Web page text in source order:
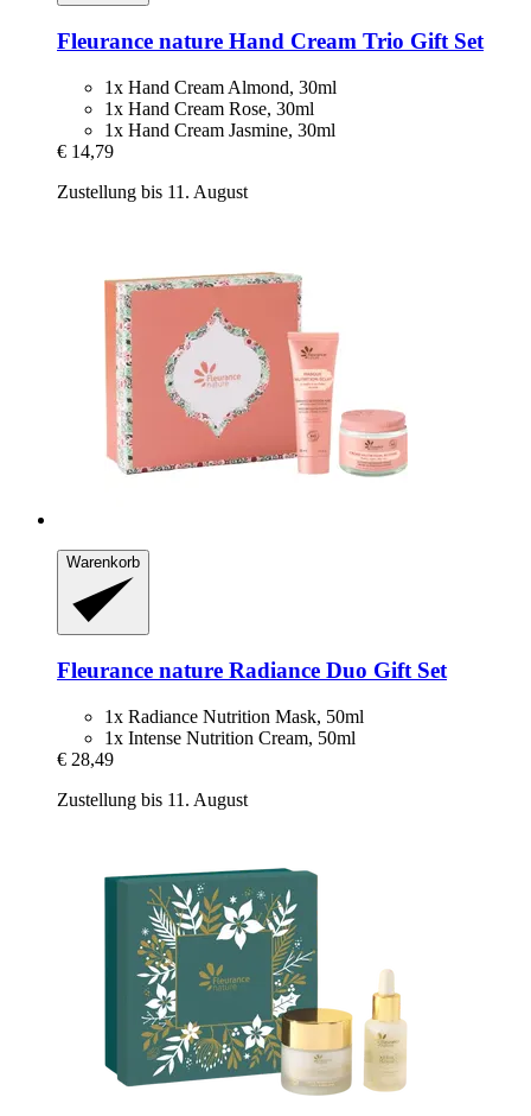
Fleurance nature Hand Cream Trio Gift Set
1x Hand Cream Almond, 30ml
1x Hand Cream Rose, 30ml
1x Hand Cream Jasmine, 30ml
€ 14,79
Zustellung bis 11. August
Warenkorb
Fleurance nature Radiance Duo Gift Set
1x Radiance Nutrition Mask, 50ml
1x Intense Nutrition Cream, 50ml
€ 28,49
Zustellung bis 11. August